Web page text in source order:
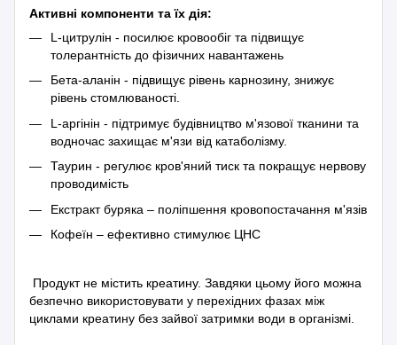
Активні компоненти та їх дія:
L-цитрулін - посилює кровообіг та підвищує
толерантність до фізичних навантажень
Бета-аланін - підвищує рівень карнозину, знижує
рівень стомлюваності.
L-аргінін - підтримує будівництво м'язової тканини та
водночас захищає м'язи від катаболізму.
Таурин - регулює кров'яний тиск та покращує нервову
проводимість
Екстракт буряка – поліпшення кровопостачання м'язів
Кофеїн – ефективно стимулює ЦНС
Продукт не містить креатину. Завдяки цьому його можна
безпечно використовувати у перехідних фазах між
циклами креатину без зайвої затримки води в організмі.